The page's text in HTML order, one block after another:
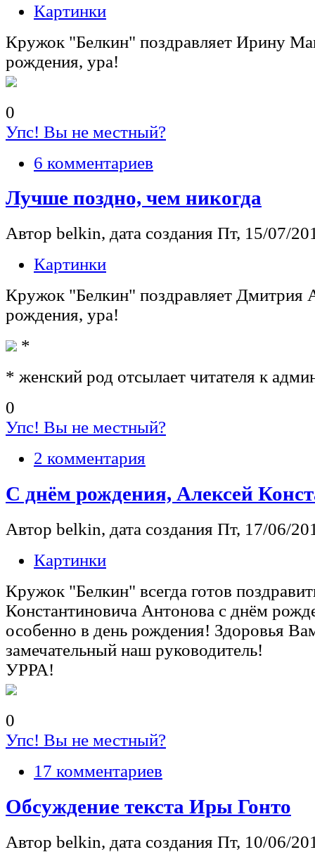
Картинки
Кружок "Белкин" поздравляет Ирину
рождения, ура!
0
Упс! Вы не местный?
6 комментариев
Лучше поздно, чем никогда
Автор belkin, дата создания Пт, 15/07/
Картинки
Кружок "Белкин" поздравляет Дмитрия
рождения, ура!
*
* женский род отсылает читателя к
0
Упс! Вы не местный?
2 комментария
С днём рождения, Алексей
Автор belkin, дата создания Пт, 17/06/
Картинки
Кружок "Белкин" всегда готов
Константиновича Антонова с днём
особенно в день рождения! Здоровья
замечательный наш руководитель!
УРРА!
0
Упс! Вы не местный?
17 комментариев
Обсуждение текста Иры Гонто
Автор belkin, дата создания Пт, 10/06/